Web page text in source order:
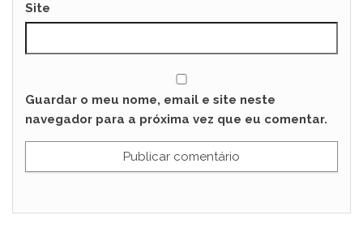
Site
Guardar o meu nome, email e site neste
navegador para a próxima vez que eu comentar.